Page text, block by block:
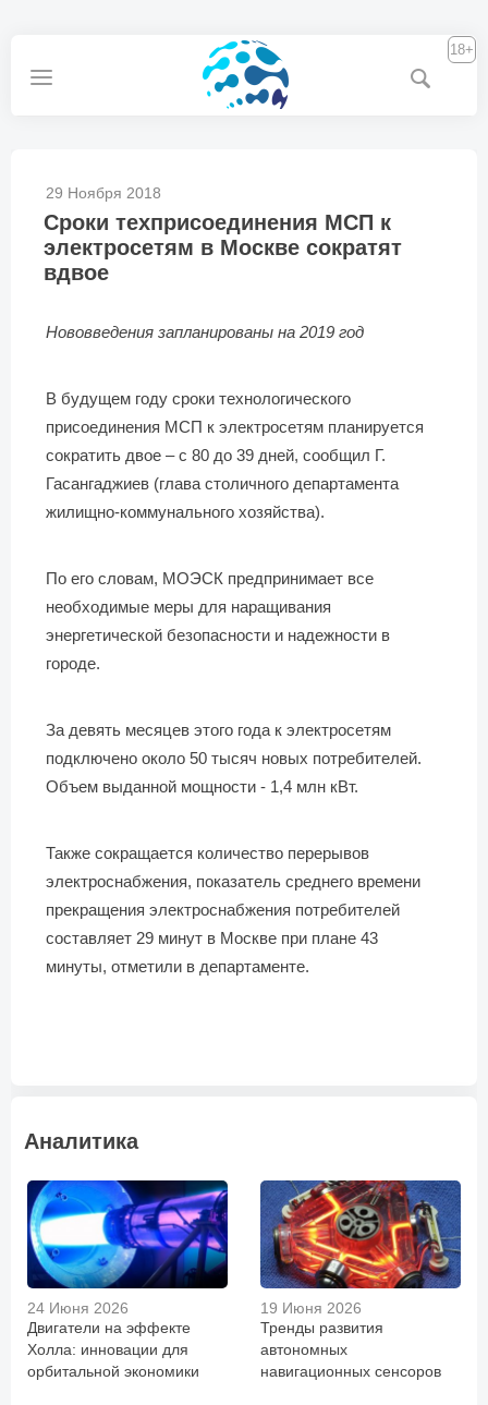
18+
29 Ноября 2018
Сроки техприсоединения МСП к
электросетям в Москве сократят
вдвое
Нововведения запланированы на 2019 год
В будущем году сроки технологического
присоединения МСП к электросетям планируется
сократить двое – с 80 до 39 дней, сообщил Г.
Гасангаджиев (глава столичного департамента
жилищно-коммунального хозяйства).
По его словам, МОЭСК предпринимает все
необходимые меры для наращивания
энергетической безопасности и надежности в
городе.
За девять месяцев этого года к электросетям
подключено около 50 тысяч новых потребителей.
Объем выданной мощности - 1,4 млн кВт.
Также сокращается количество перерывов
электроснабжения, показатель среднего времени
прекращения электроснабжения потребителей
составляет 29 минут в Москве при плане 43
минуты, отметили в департаменте.
Аналитика
24 Июня 2026
Двигатели на эффекте
Холла: инновации для
орбитальной экономики
19 Июня 2026
Тренды развития
автономных
навигационных сенсоров